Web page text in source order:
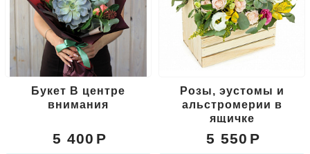
Букет В центре
внимания
5 400
Розы, эустомы и
альстромерии в
ящичке
5 550